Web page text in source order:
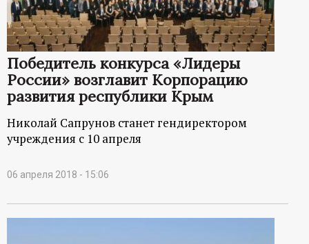
Победитель конкурса «Лидеры
России» возглавит Корпорацию
развития республики Крым
Николай Сапрунов станет гендиректором
учреждения с 10 апреля
06 апреля 2018 - 15:06